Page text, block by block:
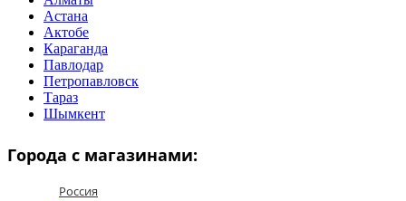
Астана
Актобе
Караганда
Павлодар
Петропавловск
Тараз
Шымкент
Города с магазинами:
Россия